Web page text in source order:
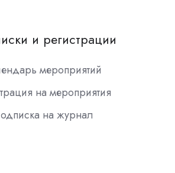
и регистрации
мероприятий
на мероприятия
на журнал